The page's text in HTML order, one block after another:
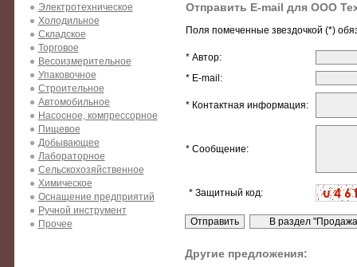
Электротехническое
Холодильное
Складское
Торговое
Весоизмерительное
Упаковочное
Строительное
Автомобильное
Насосное, компрессорное
Пищевое
Добывающее
Лабораторное
Сельскохозяйственное
Химическое
Оснащение предприятий
Ручной инструмент
Прочее
Отправить E-mail для ООО
Поля помеченные звездочкой (*)
* Автор:
* E-mail:
* Контактная информация:
* Сообщение:
* Защитный код:
Другие предложения: